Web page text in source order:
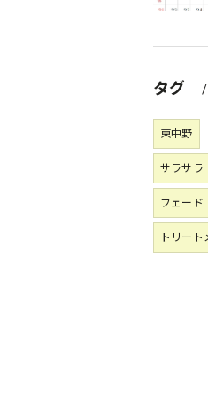
タグ
東中野
サラサラ
フェード
トリート